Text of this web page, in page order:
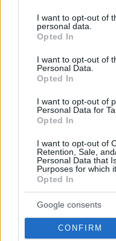
not limited to your visit
grant or deny consent to
use your data for below
consent section.
I want to opt-out of
personal data.
Opted In
I want to opt-out of
Personal Data.
Opted In
I want to opt-out of
Personal Data for
Opted In
I want to opt-out of
Retention, Sale,
Personal Data that
Purposes for which
Opted In
Google consents
CONFIRM
Hirdetés